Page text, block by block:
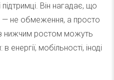
Він нагадає, що
— не обмеження, а просто
з нижчим ростом можуть
енергії, мобільності, іноді